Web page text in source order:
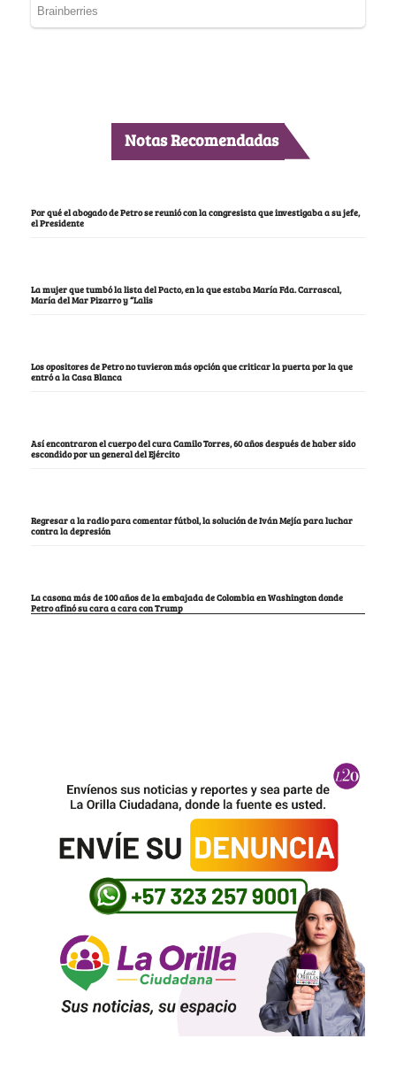
Notas Recomendadas
Por qué el abogado de Petro se reunió con la congresista que investigaba a su jefe,
el Presidente
La mujer que tumbó la lista del Pacto, en la que estaba María Fda. Carrascal,
María del Mar Pizarro y “Lalis
Los opositores de Petro no tuvieron más opción que criticar la puerta por la que
entró a la Casa Blanca
Así encontraron el cuerpo del cura Camilo Torres, 60 años después de haber sido
escondido por un general del Ejército
Regresar a la radio para comentar fútbol, la solución de Iván Mejía para luchar
contra la depresión
La casona más de 100 años de la embajada de Colombia en Washington donde
Petro afinó su cara a cara con Trump